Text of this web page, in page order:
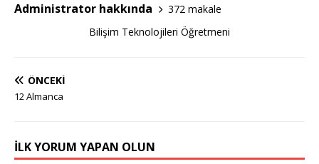
Administrator hakkında
372 makale
Bilişim Teknolojileri Öğretmeni
ÖNCEKI
12 Almanca
İLK YORUM YAPAN OLUN